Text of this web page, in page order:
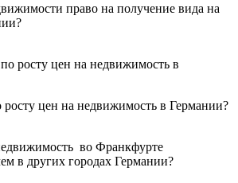
право на получение вида на
цен на недвижимость в Германии?